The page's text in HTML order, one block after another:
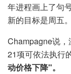
年进程画上了句
新的目标是周五。
Champagne说
21项可依法执行
动价格下降"。